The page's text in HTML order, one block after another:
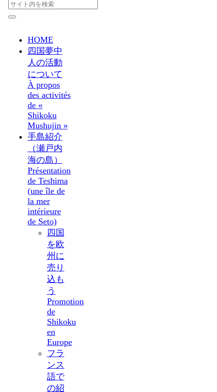
HOME
四国夢中
人の活動
について
À propos
des activités
de «
Shikoku
Mushujin »
手島紹介
（瀬戸内
海の島）
Présentation
de Teshima
(une île de
la mer
intérieure
de Seto)
四国
を欧
州に
売り
込も
う
Promotion
de
Shikoku
en
Europe
フラ
ンス
語で
の紹